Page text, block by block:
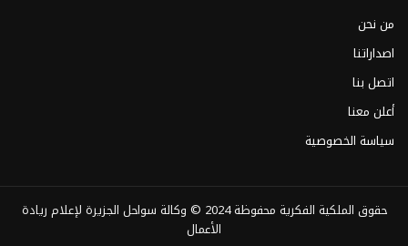
من نحن
اصداراتنا
اتصل بنا
أعلن معنا
سياسة الخصوصية
حقوق الملكية الفكرية محفوظة 2024 ©
وكالة سواحل الجزيرة لإعلام ريادة
الأعمال